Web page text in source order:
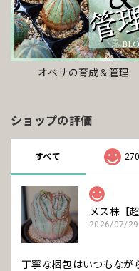
オベサの育成＆管理
ショップの評価
すべて 270
2026/07/29
丁寧な梱包はいつもなが